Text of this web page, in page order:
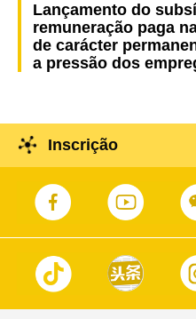
Lançamento do
remuneração paga
de carácter
a pressão dos
Inscrição